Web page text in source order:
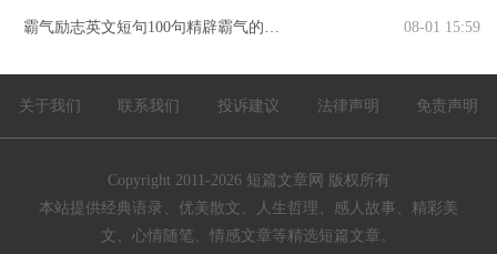
霸气励志英文短句100句精辟霸气的英 08-01 15:59
关于我们 联系我们 投诉建议 法律声明 免责声明
Copyright 2011-2026 短篇文章网 版权所有
本站提供经典语录、优美散文、人生哲理、感人故事、精彩美
文、心情随笔、情感文章等精选短篇文章。